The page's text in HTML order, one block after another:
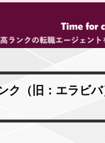
ク（旧：エラビ